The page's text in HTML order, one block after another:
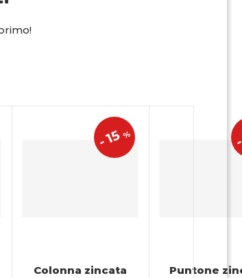
-15%
Colonna zincata
Puntone